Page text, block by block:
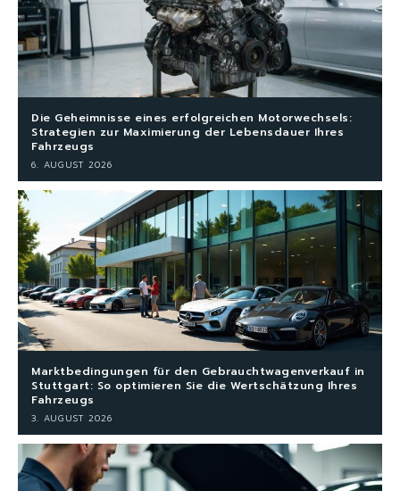
Die Geheimnisse eines erfolgreichen Motorwechsels:
Strategien zur Maximierung der Lebensdauer Ihres
Fahrzeugs
6. AUGUST 2026
Marktbedingungen für den Gebrauchtwagenverkauf in
Stuttgart: So optimieren Sie die Wertschätzung Ihres
Fahrzeugs
3. AUGUST 2026